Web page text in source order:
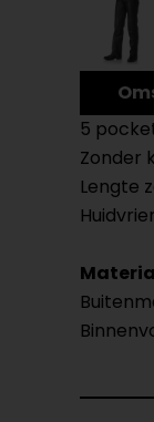
5
Zonder
Lengte